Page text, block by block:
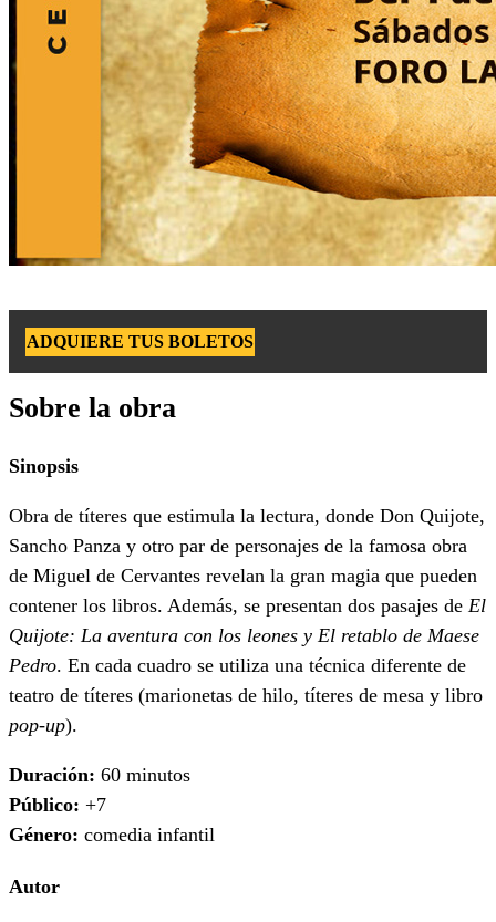
ADQUIERE TUS BOLETOS
Sobre la obra
Sinopsis
Obra de títeres que estimula la lectura, donde Don Quijote,
Sancho Panza y otro par de personajes de la famosa obra
de Miguel de Cervantes revelan la gran magia que pueden
contener los libros. Además, se presentan dos pasajes de El
Quijote: La aventura con los leones y El retablo de Maese
Pedro. En cada cuadro se utiliza una técnica diferente de
teatro de títeres (marionetas de hilo, títeres de mesa y libro
pop-up).
Duración: 60 minutos
Público: +7
Género: comedia infantil
Autor